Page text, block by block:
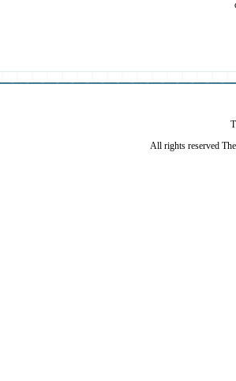
All rights reserved